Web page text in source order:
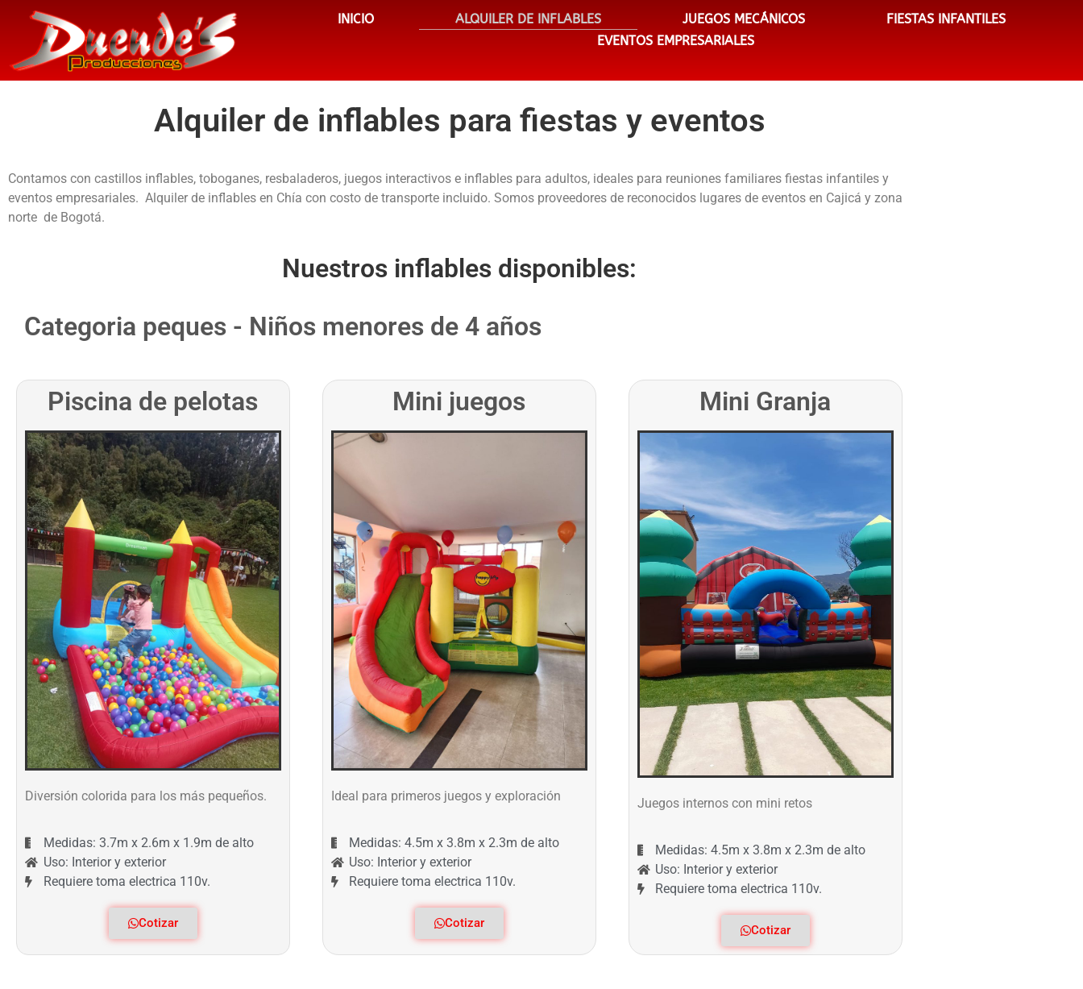
INICIO ALQUILER DE INFLABLES JUEGOS MECÁNICOS
FIESTAS INFANTILES
EVENTOS EMPRESARIALES
Alquiler de inflables para fiestas y eventos
Contamos con castillos inflables, toboganes, resbaladeros, juegos interactivos e inflables para adultos, ideales para reuniones familiares fiestas infantiles y
eventos empresariales. Alquiler de inflables en Chía con costo de transporte incluido. Somos proveedores de reconocidos lugares de eventos en Cajicá y zona
norte de Bogotá.
Nuestros inflables disponibles:
Categoria peques - Niños menores de 4 años
Piscina de pelotas
Diversión colorida para los más pequeños.
Medidas: 3.7m x 2.6m x 1.9m de alto
Uso: Interior y exterior
Requiere toma electrica 110v.
Cotizar
Mini juegos
Ideal para primeros juegos y exploración
Medidas: 4.5m x 3.8m x 2.3m de alto
Uso: Interior y exterior
Requiere toma electrica 110v.
Cotizar
Mini Granja
Juegos internos con mini retos
Medidas: 4.5m x 3.8m x 2.3m de alto
Uso: Interior y exterior
Requiere toma electrica 110v.
Cotizar